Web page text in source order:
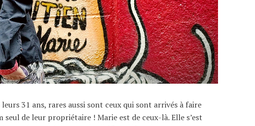
31 ans, rares aussi sont ceux qui sont arrivés à faire
de leur propriétaire ! Marie est de ceux-là. Elle s’est